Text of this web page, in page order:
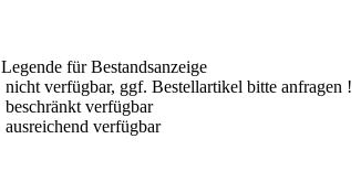
Legende für Bestandsanzeige
nicht verfügbar, ggf. Bestellartikel bitte anfragen !
beschränkt verfügbar
ausreichend verfügbar